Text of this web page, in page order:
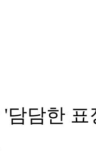
담담한